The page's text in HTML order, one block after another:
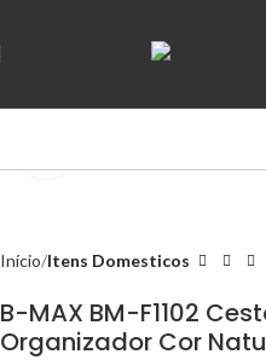
Início Itens Domesticos
B-MAX BM-F1102
Organizador Cor